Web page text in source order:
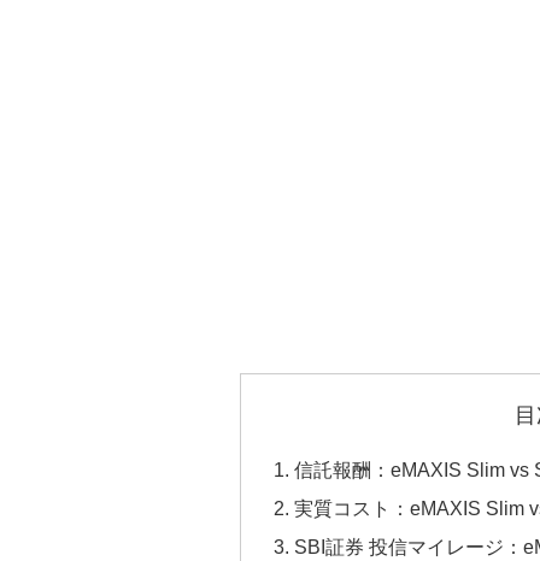
信託報酬：eMAXIS Slim vs
実質コスト：eMAXIS Slim
SBI証券 投信マイレージ：